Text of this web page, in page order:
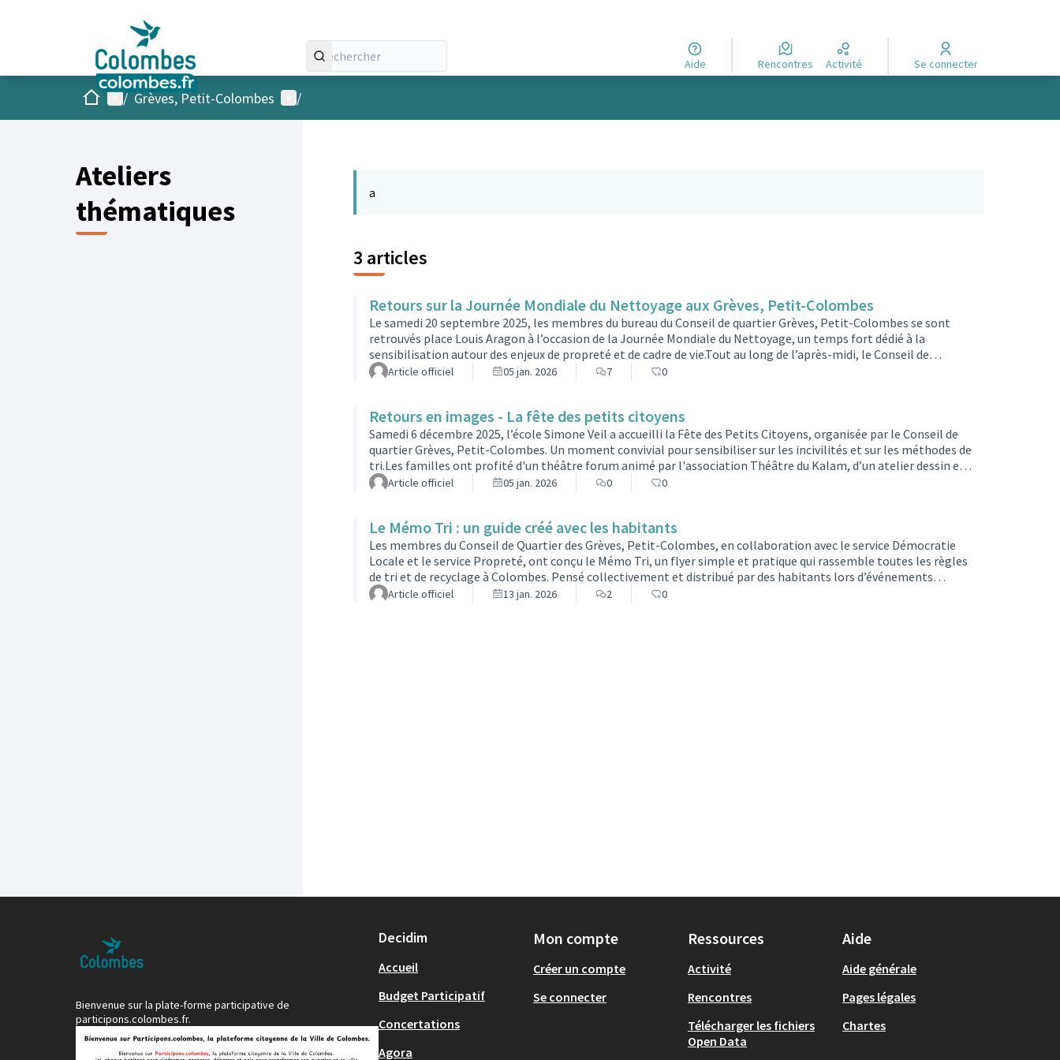
Aide Rencontres Activité Se connecter
AccueilMenu principal
/ Grèves, Petit-Colombes Menu utilisateur
/
Ateliers
thématiques
a
3 articles
Retours sur la Journée Mondiale du Nettoyage aux Grèves, Petit-Colombes
Le samedi 20 septembre 2025, les membres du bureau du Conseil de quartier Grèves, Petit-Colombes se sont
retrouvés place Louis Aragon à l’occasion de la Journée Mondiale du Nettoyage, un temps fort dédié à la
sensibilisation autour des enjeux de propreté et de cadre de vie.Tout au long de l’après‑midi, le Conseil de
quartier a présenté son rôle, répondu aux questions des habitants et distribué le Mémo tri, un outil simple pour
adopter les bons gestes au quotidien. Une boîte à idées était égaleme…
Article officiel 05 jan. 2026 7 0
Retours en images - La fête des petits citoyens
Samedi 6 décembre 2025, l’école Simone Veil a accueilli la Fête des Petits Citoyens, organisée par le Conseil de
quartier Grèves, Petit-Colombes. Un moment convivial pour sensibiliser sur les incivilités et sur les méthodes de
tri.Les familles ont profité d'un théâtre forum animé par l'association Théâtre du Kalam, d’un atelier dessin et
d’un stand maquillage très apprécié.Les membres du bureau du Conseil de quartier ont distribué le mémo tri
ainsi que des goodies, tout en échangeant avec les ha…
Article officiel 05 jan. 2026 0 0
Le Mémo Tri : un guide créé avec les habitants
Les membres du Conseil de Quartier des Grèves, Petit-Colombes, en collaboration avec le service Démocratie
Locale et le service Propreté, ont conçu le Mémo Tri, un flyer simple et pratique qui rassemble toutes les règles
de tri et de recyclage à Colombes. Pensé collectivement et distribué par des habitants lors d’événements
locaux, ce document illustre la force de l’engagement citoyen : un quartier qui s’unit pour créer des outils utiles à
tous et faire avancer la transition écologique au quotid…
Article officiel 13 jan. 2026 2 0
Bienvenue sur la plate-forme participative de
participons.colombes.fr.
Decidim
Accueil
Budget Participatif
Concertations
Agora
Mon compte
Créer un compte
Se connecter
Ressources
Activité
Rencontres
Télécharger les fichiers
Open Data
Aide
Aide générale
Pages légales
Chartes